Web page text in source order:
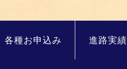
各種お申込み 進路実績